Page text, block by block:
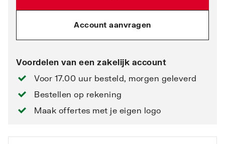
Account aanvragen
Voordelen van een zakelijk account
Voor 17.00 uur besteld, morgen geleverd
Bestellen op rekening
Maak offertes met je eigen logo